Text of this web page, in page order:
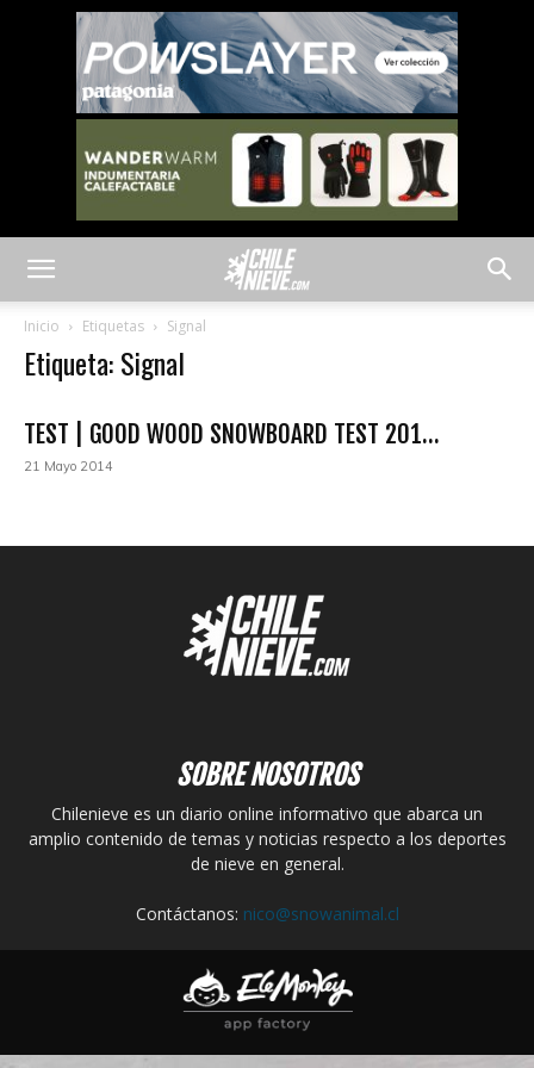
Inicio Etiquetas Signal
Etiqueta: Signal
TEST | GOOD WOOD SNOWBOARD TEST 201...
21 Mayo 2014
SOBRE NOSOTROS
Chilenieve es un diario online informativo que abarca un
amplio contenido de temas y noticias respecto a los deportes
de nieve en general.
Contáctanos: nico@snowanimal.cl